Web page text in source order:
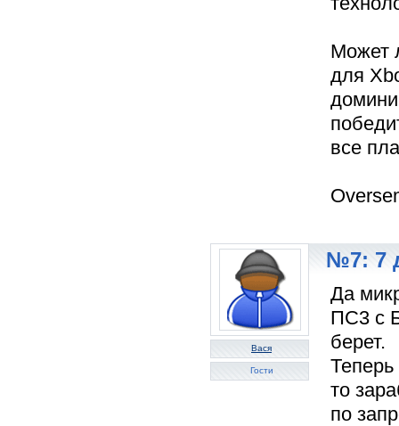
Может
для
все
Вася
Гости
№7: 7
Да
ПС3 с
берет.
то
по